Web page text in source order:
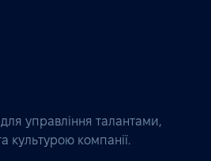
управління талантами,
культурою компанії.